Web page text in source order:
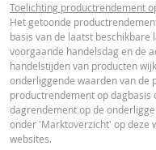
Hefboom
Waarde belegging
(EUR)
Turbo (EUR)
Disclaimer
Notices
Notices
Toelichting productrendement
Het getoonde
basis van de laatst
voorgaande handelsdag en de
handelstijden van producten
onderliggende waarden van de
productrendement op
dagrendement op de
onder 'Marktoverzicht' op deze
websites.